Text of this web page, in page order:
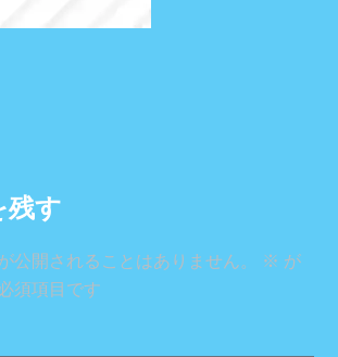
残す
公開されることはありません。 ※ が
須項目です